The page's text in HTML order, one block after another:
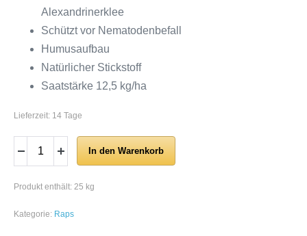
Alexandrinerklee
Schützt vor Nematodenbefall
Humusaufbau
Natürlicher Stickstoff
Saatstärke 12,5 kg/ha
Lieferzeit: 14 Tage
In den Warenkorb
Produkt enthält: 25 kg
Kategorie: Raps